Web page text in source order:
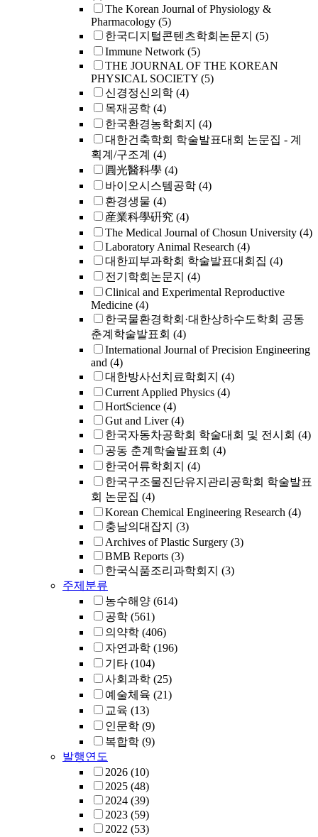
The Korean Journal of Physiology &
Pharmacology (5)
한국디지털콘텐츠학회논문지 (5)
Immune Network (5)
THE JOURNAL OF THE KOREAN
PHYSICAL SOCIETY (5)
신경정신의학 (4)
목재공학 (4)
한국환경농학회지 (4)
대한건축학회 학술발표대회 논문집 - 계
획계/구조계 (4)
圓光醫科學 (4)
바이오시스템공학 (4)
환경생물 (4)
産業科學硏究 (4)
The Medical Journal of Chosun University (4)
Laboratory Animal Research (4)
대한피부과학회 학술발표대회집 (4)
전기학회논문지 (4)
Clinical and Experimental Reproductive
Medicine (4)
한국물환경학회·대한상하수도학회 공동
춘계학술발표회 (4)
International Journal of Precision Engineering
and (4)
대한방사선치료학회지 (4)
Current Applied Physics (4)
HortScience (4)
Gut and Liver (4)
한국자동차공학회 학술대회 및 전시회 (4)
공동 춘계학술발표회 (4)
한국어류학회지 (4)
한국구조물진단유지관리공학회 학술발표
회 논문집 (4)
Korean Chemical Engineering Research (4)
충남의대잡지 (3)
Archives of Plastic Surgery (3)
BMB Reports (3)
한국식품조리과학회지 (3)
주제분류
농수해양 (614)
공학 (561)
의약학 (406)
자연과학 (196)
기타 (104)
사회과학 (25)
예술체육 (21)
교육 (13)
인문학 (9)
복합학 (9)
발행연도
2026 (10)
2025 (48)
2024 (39)
2023 (59)
2022 (53)